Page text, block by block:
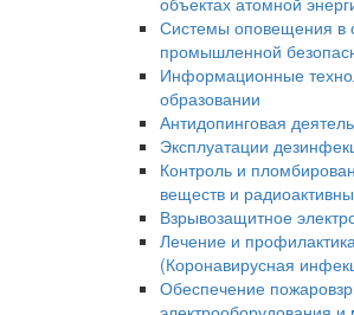
Системы оповещения в
промышленной
Информационные
образовании
Антидопинговая
Эксплуатации
Контроль и
веществ и
Взрывозащитное
Лечение и
(Коронавирусная
Обеспечение